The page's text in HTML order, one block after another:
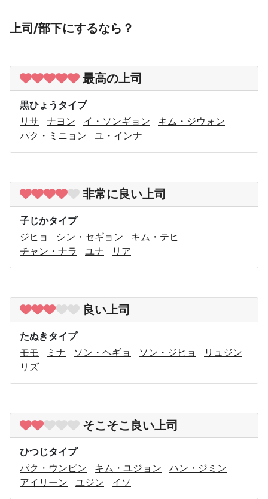
上司/部下にするなら？
最高の上司
黒ひょうタイプ
リサ
ナヨン イ・ソンギョン
キム・ジウォン
パク・ミニョン
ユ・インナ
非常に良い上司
子じかタイプ
ジヒョ
シン・セギョン
キム・テヒ
チャン・ナラ
ユナ リア
良い上司
たぬきタイプ
モモ
ミナ ソン・ヘギョ ソン・ジヒョ
リュジン
リズ
そこそこ良い上司
ひつじタイプ
パク・ウンビン
キム・ユジョン
ハン・ジミン
アイリーン
ユジン イソ